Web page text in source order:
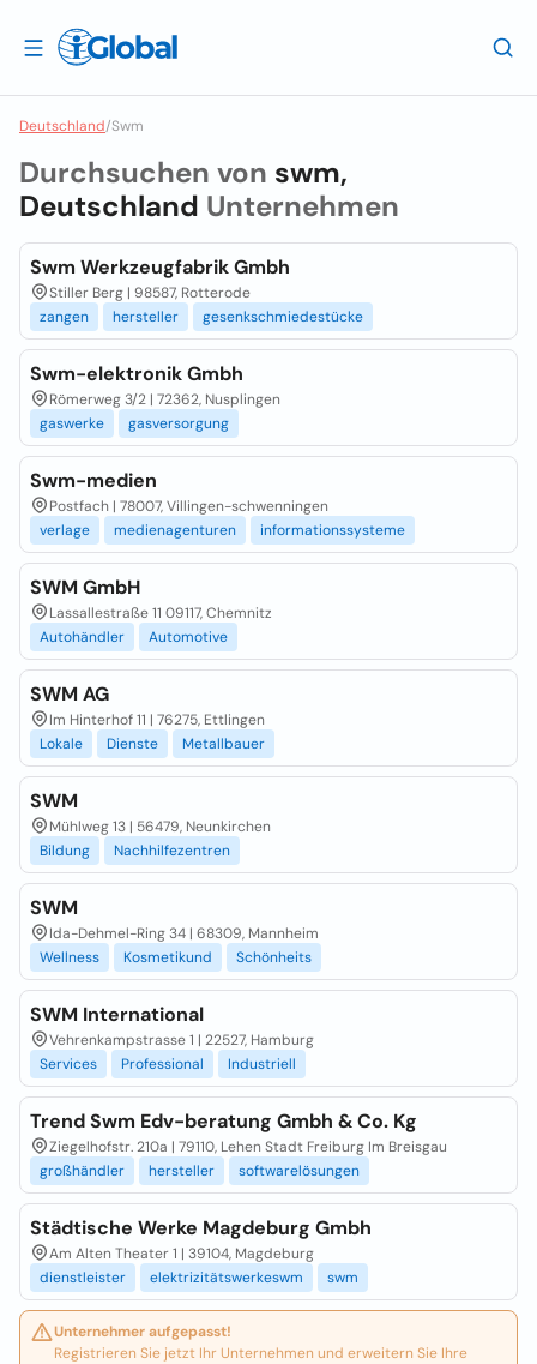
Deutschland/Swm
Durchsuchen von swm,
Deutschland Unternehmen
Swm Werkzeugfabrik Gmbh
Stiller Berg | 98587, Rotterode
zangen
hersteller gesenkschmiedestücke
Swm-elektronik Gmbh
Römerweg 3/2 | 72362, Nusplingen
gaswerke
gasversorgung
Swm-medien
Postfach | 78007, Villingen-schwenningen
verlage
medienagenturen informationssysteme
SWM GmbH
Lassallestraße 11 09117, Chemnitz
Autohändler
Automotive
SWM AG
Im Hinterhof 11 | 76275, Ettlingen
Lokale
Dienste Metallbauer
SWM
Mühlweg 13 | 56479, Neunkirchen
Bildung
Nachhilfezentren
SWM
Ida-Dehmel-Ring 34 | 68309, Mannheim
Wellness
Kosmetikund Schönheits
SWM International
Vehrenkampstrasse 1 | 22527, Hamburg
Services
Professional Industriell
Trend Swm Edv-beratung Gmbh & Co. Kg
Ziegelhofstr. 210a | 79110, Lehen Stadt Freiburg Im Breisgau
großhändler
hersteller softwarelösungen
Städtische Werke Magdeburg Gmbh
Am Alten Theater 1 | 39104, Magdeburg
dienstleister
elektrizitätswerkeswm swm
Unternehmer aufgepasst!
Registrieren Sie jetzt Ihr Unternehmen und erweitern Sie Ihre